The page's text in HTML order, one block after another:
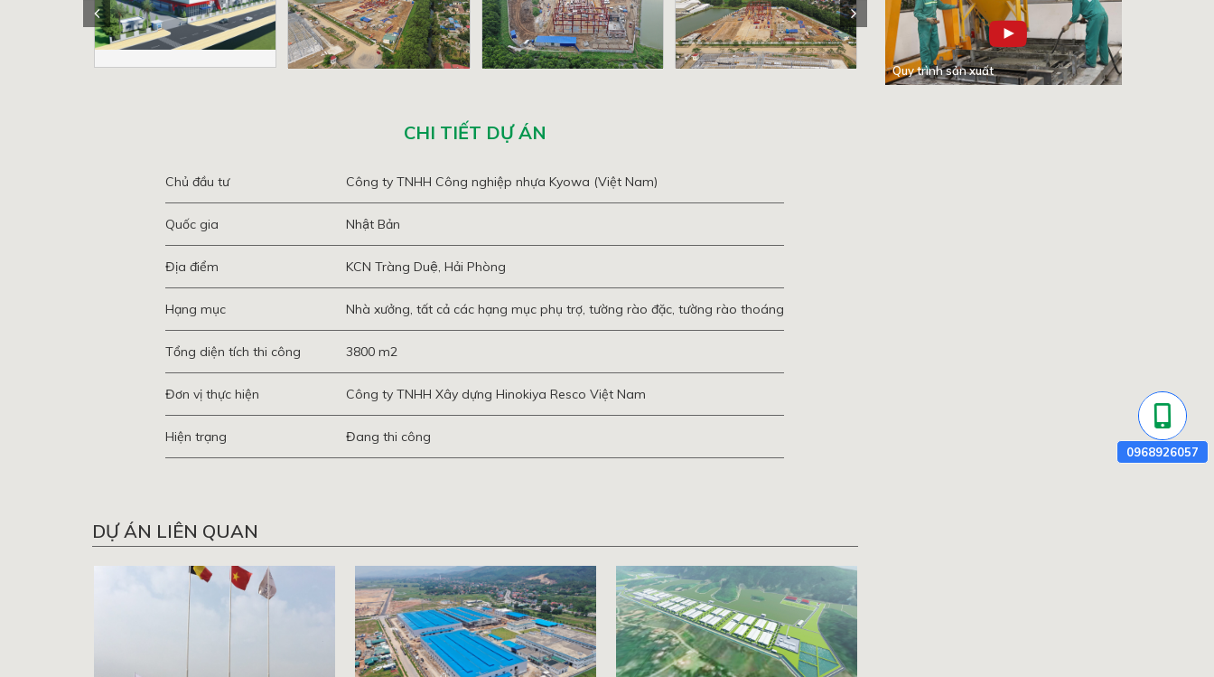
CHI TIẾT DỰ ÁN
Chủ đầu tư Công ty TNHH Công nghiệp nhựa Kyowa (Việt Nam)
Quốc gia Nhật Bản
Địa điểm KCN Tràng Duệ, Hải Phòng
Hạng mục Nhà xưởng, tất cả các hạng mục phụ trợ, tường rào đặc, tường rào thoáng
Tổng diện tích thi công 3800 m2
Đơn vị thực hiện Công ty TNHH Xây dựng Hinokiya Resco Việt Nam
Hiện trạng Đang thi công
DỰ ÁN LIÊN QUAN
Quy trình sản xuất